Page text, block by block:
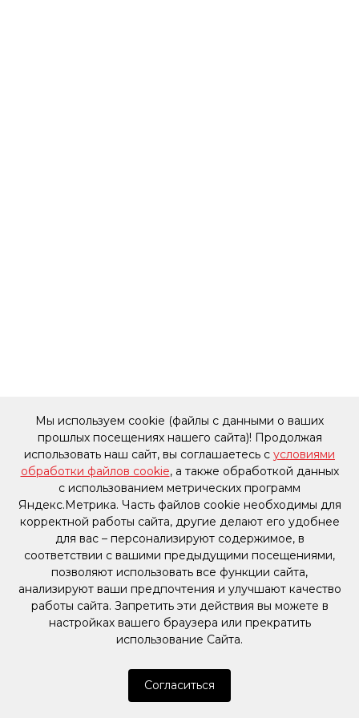
Мы используем cookie (файлы с данными о ваших
прошлых посещениях нашего сайта)! Продолжая
использовать наш сайт, вы соглашаетесь с условиями
обработки файлов cookie, а также обработкой данных
с использованием метрических программ
Яндекс.Метрика. Часть файлов cookie необходимы для
корректной работы сайта, другие делают его удобнее
для вас – персонализируют содержимое, в
соответствии с вашими предыдущими посещениями,
позволяют использовать все функции сайта,
анализируют ваши предпочтения и улучшают качество
работы сайта. Запретить эти действия вы можете в
настройках вашего браузера или прекратить
использование Сайта.
Согласиться